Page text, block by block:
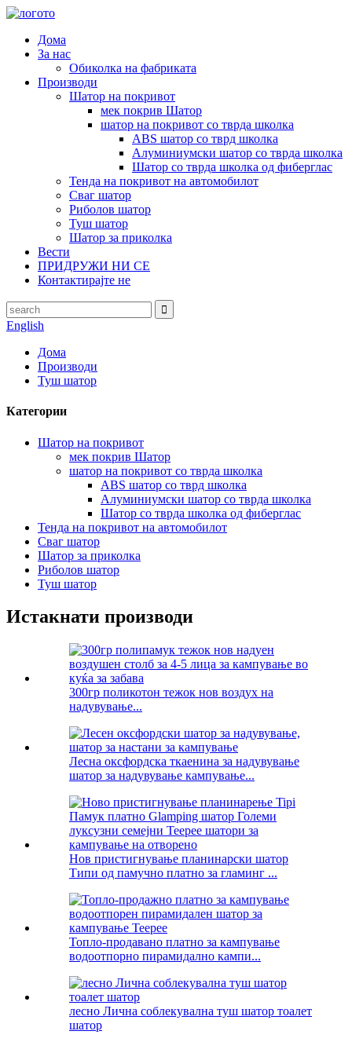
Дома
За нас
Обиколка на фабриката
Производи
Шатор на покривот
мек покрив Шатор
шатор на покривот со тврда школка
ABS шатор со тврд школка
Алуминиумски шатор со тврда школка
Шатор со тврда школка од фиберглас
Тенда на покривот на автомобилот
Сваг шатор
Риболов шатор
Туш шатор
Шатор за приколка
Вести
ПРИДРУЖИ НИ СЕ
Контактирајте не
English
Дома
Производи
Туш шатор
Категории
Шатор на покривот
мек покрив Шатор
шатор на покривот со тврда школка
ABS шатор со тврд школка
Алуминиумски шатор со тврда школка
Шатор со тврда школка од фиберглас
Тенда на покривот на автомобилот
Сваг шатор
Шатор за приколка
Риболов шатор
Туш шатор
Истакнати производи
300гр поликотон тежок нов воздух на
надувување...
Лесна оксфордска ткаенина за надувување
шатор за надувување кампување...
Нов пристигнување планинарски шатор
Типи од памучно платно за гламинг ...
Топло-продавано платно за кампување
водоотпорно пирамидално кампи...
лесно Лична соблекувална туш шатор тоалет
шатор